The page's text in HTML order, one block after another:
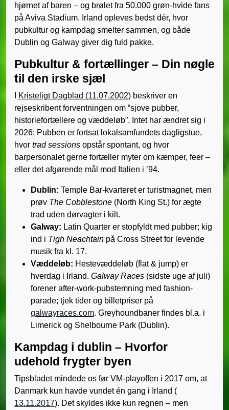
hjørnet af baren – og brølet fra 50.000 grøn-hvide fans
på Aviva Stadium. Irland opleves bedst dér, hvor
pubkultur og kampdag smelter sammen, og både
Dublin og Galway giver dig fuld pakke.
Pubkultur & fortællinger – Din nøgle
til den irske sjæl
Kristeligt Dagblad (11.07.2002) beskriver en
rejseskribent forventningen om “sjove pubber,
historiefortællere og væddeløb”. Intet har ændret sig i
2026: Pubben er fortsat lokalsamfundets dagligstue,
hvor trad sessions opstår spontant, og hvor
barpersonalet gerne fortæller myter om kæmper, feer –
eller det afgørende mål mod Italien i ’94.
Dublin: Temple Bar-kvarteret er turistmagnet, men
prøv The Cobblestone (North King St.) for ægte
trad uden dørvagter i kilt.
Galway: Latin Quarter er stopfyldt med pubber; kig
ind i Tigh Neachtain på Cross Street for levende
musik fra kl. 17.
Væddeløb: Hestevæddeløb (flat & jump) er
hverdag i Irland. Galway Races (sidste uge af juli)
forener after-work-pubstemning med fashion-
parade; tjek tider og billetpriser på
galwayraces.com. Greyhoundbaner findes bl.a. i
Limerick og Shelbourne Park (Dublin).
Kampdag i dublin – Hvorfor
udehold frygter byen
Tipsbladet mindede os før VM-playoffen i 2017 om, at
Danmark kun havde vundet én gang i Irland (
13.11.2017). Det skyldes ikke kun regnen – men